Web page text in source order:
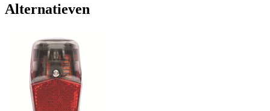
Alternatieven